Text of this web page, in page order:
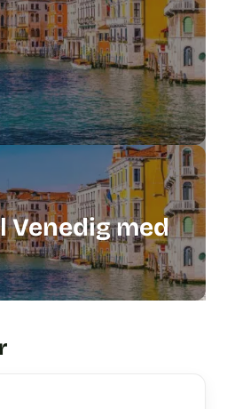
Venedig med